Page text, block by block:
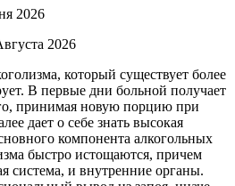
2026
2026
который существует более
В первые дни больной получает
принимая новую порцию при
дает о себе знать высокая
компонента алкогольных
быстро истощаются, причем
система, и внутренние органы.